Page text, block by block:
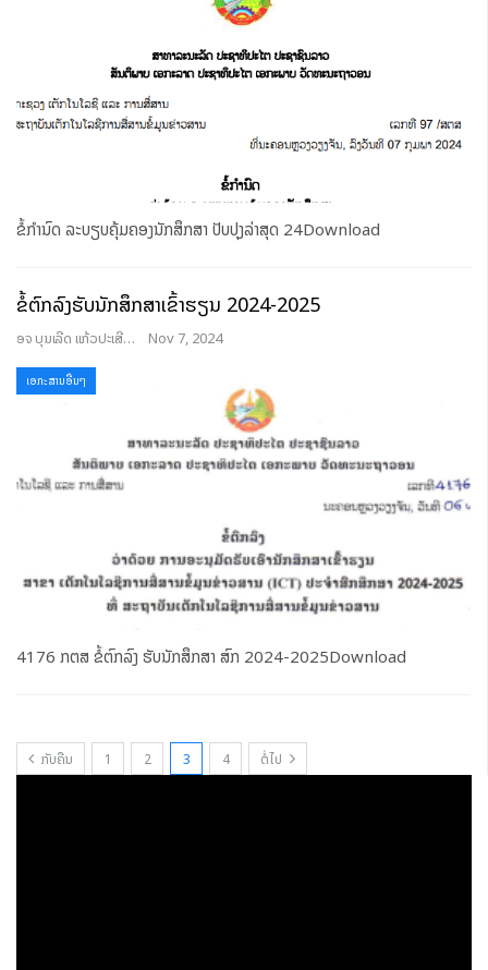
ຂໍ້ກຳນົດ ລະບຽບຄຸ້ມຄອງນັກສຶກສາ ປັບປຸງລ່າສຸດ 24Download
ຂໍ້ຕົກລົງຮັບນັກສຶກສາເຂົ້າຮຽນ 2024-2025
ອຈ ບຸນເລີດ ແກ້ວປະເສີດ Nov 7, 2024
ເອກະສານອື່ນໆ
4176 ກຕສ ຂໍ້ຕົກລົງ ຮັບນັກສຶກສາ ສົກ 2024-2025Download
ກັບຄືນ 1 2 3 4 ຕໍ່ໄປ